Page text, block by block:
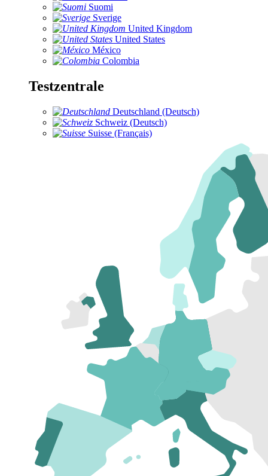
Suomi
Sverige
United Kingdom
United States
México
Colombia
Testzentrale
Deutschland (Deutsch)
Schweiz (Deutsch)
Suisse (Français)